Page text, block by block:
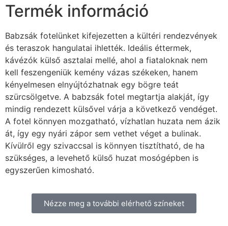
Termék információ
Babzsák fotelünket kifejezetten a kültéri rendezvények
és teraszok hangulatai ihlették. Ideális éttermek,
kávézók külső asztalai mellé, ahol a fiataloknak nem
kell feszengeniük kemény vázas székeken, hanem
kényelmesen elnyújtózhatnak egy bögre teát
szürcsölgetve. A babzsák fotel megtartja alakját, így
mindig rendezett külsővel várja a következő vendéget.
A fotel könnyen mozgatható, vízhatlan huzata nem ázik
át, így egy nyári zápor sem vethet véget a bulinak.
Kívülről egy szivaccsal is könnyen tisztítható, de ha
szükséges, a levehető külső huzat mosógépben is
egyszerűen kimosható.
Nézze meg a további elérhető színeket